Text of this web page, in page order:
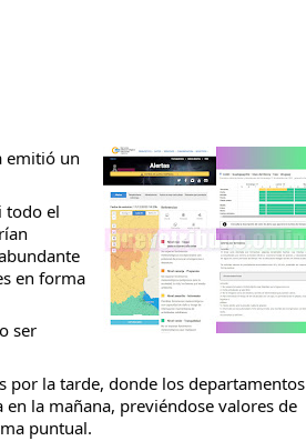
emitió un
todo el
en forma
ser
por la tarde, donde los departamentos
la mañana, previéndose valores de
puntual.